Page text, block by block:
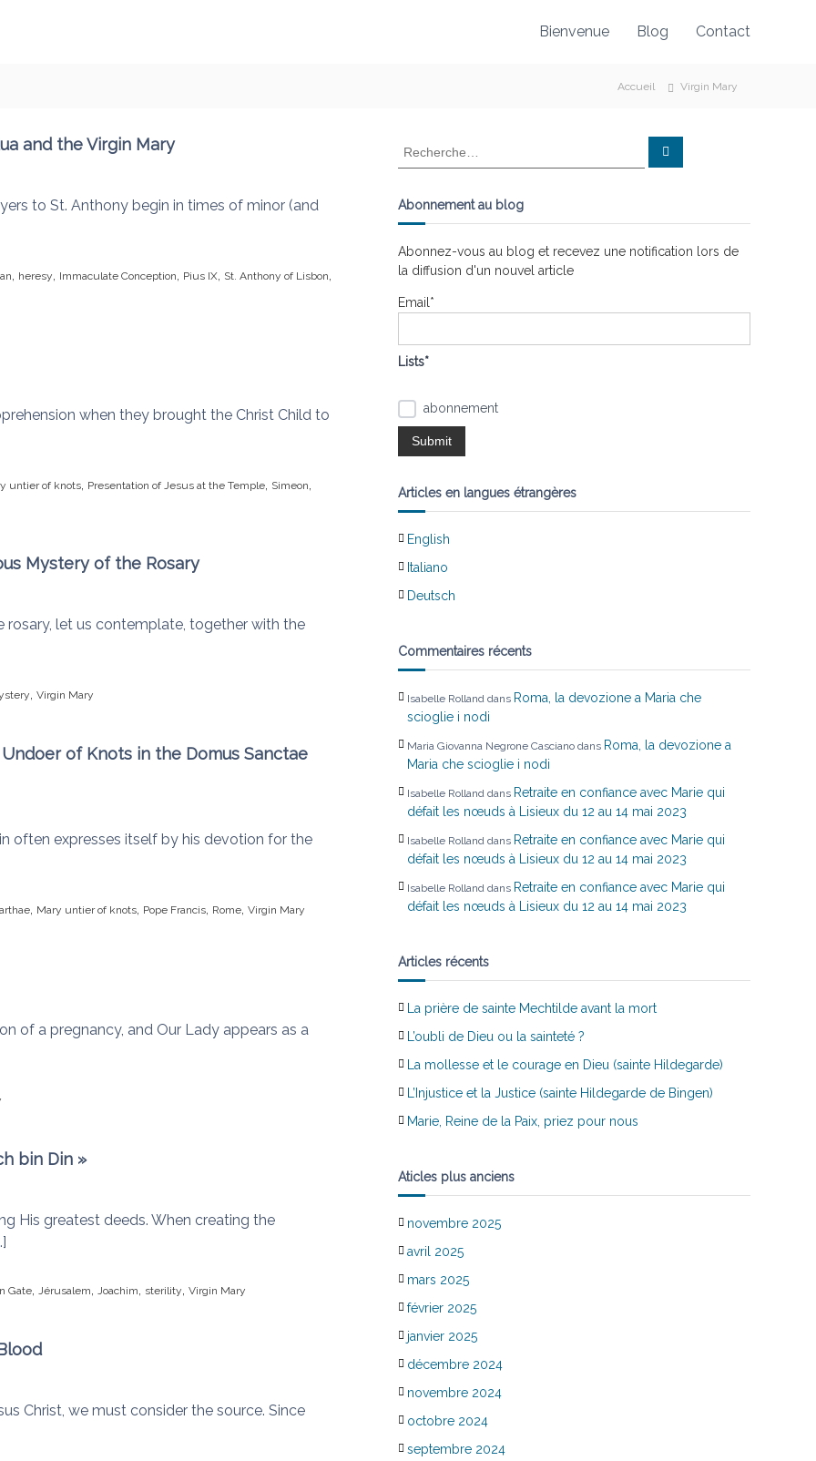
Bienvenue Blog Contact
Accueil Virgin Mary
and the Virgin Mary
to St. Anthony begin in times of minor (and
heresy Immaculate Conception Pius IX, St. Anthony of Lisbon
when they brought the Christ Child to
untier of knots, Presentation of Jesus at the Temple, Simeon
Mystery of the Rosary
let us contemplate, together with the
Virgin Mary
of Knots in the Domus Sanctae
often expresses itself by his devotion for the
, Mary untier of knots, Pope Francis, Rome, Virgin Mary
of a pregnancy, and Our Lady appears as a
bin Din »
His greatest deeds. When creating the
Gate, Jérusalem Joachim sterility Virgin Mary
Christ, we must consider the source. Since
h
e
c
h
e
r
R
c
r
Abonnement au blog
Abonnez-vous au blog et recevez une notification lors de
la diffusion d'un nouvel article
Email*
Lists*
abonnement
Articles en langues étrangères
English
Italiano
Deutsch
Commentaires récents
Isabelle Rolland dans Roma, la devozione a Maria che
scioglie i nodi
Maria Giovanna Negrone Casciano dans Roma, la devozione a
Maria che scioglie i nodi
Isabelle Rolland dans Retraite en confiance avec Marie qui
défait les nœuds à Lisieux du 12 au 14 mai 2023
Isabelle Rolland dans Retraite en confiance avec Marie qui
défait les nœuds à Lisieux du 12 au 14 mai 2023
Isabelle Rolland dans Retraite en confiance avec Marie qui
défait les nœuds à Lisieux du 12 au 14 mai 2023
Articles récents
La prière de sainte Mechtilde avant la mort
L’oubli de Dieu ou la sainteté ?
La mollesse et le courage en Dieu (sainte Hildegarde)
L’Injustice et la Justice (sainte Hildegarde de Bingen)
Marie, Reine de la Paix, priez pour nous
Aticles plus anciens
novembre 2025
avril 2025
mars 2025
février 2025
janvier 2025
décembre 2024
novembre 2024
octobre 2024
septembre 2024